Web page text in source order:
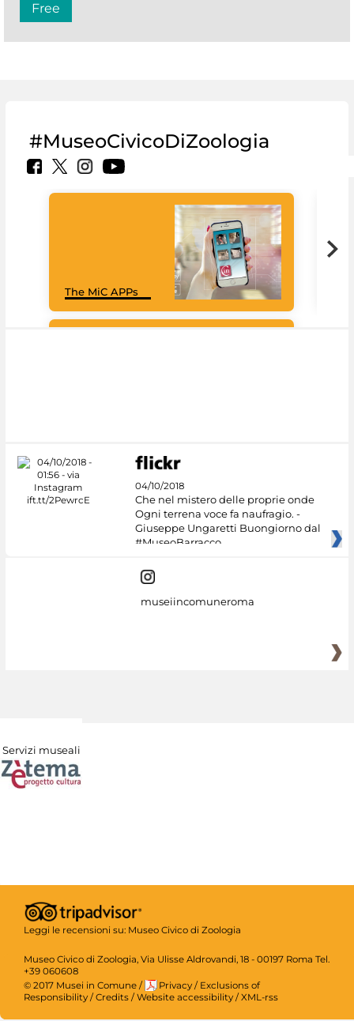
Free
#MuseoCivicoDiZoologia
The MiC APPs
04/10/2018
Che nel mistero delle proprie onde
Ogni terrena voce fa naufragio. -
Giuseppe Ungaretti Buongiorno dal
#MuseoBarracco
museiincomuneroma
Servizi museali
Leggi le recensioni su: Museo Civico di Zoologia
Museo Civico di Zoologia, Via Ulisse Aldrovandi, 18 - 00197 Roma Tel.
+39 060608
© 2017 Musei in Comune / Privacy / Exclusions of
Responsibility / Credits / Website accessibility / XML-rss